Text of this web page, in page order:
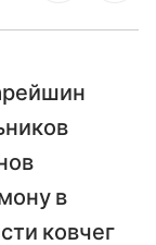
в
ковчег